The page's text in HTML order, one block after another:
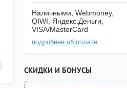
Наличными, Webmoney,
QIWI, Яндекс.Деньги,
VISA/MasterCard
подробнее об оплате
СКИДКИ И БОНУСЫ